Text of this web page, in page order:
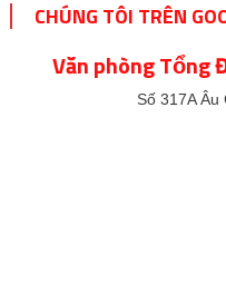
CHÚNG TÔI TRÊN
Văn phòng Tổng
Số 317A